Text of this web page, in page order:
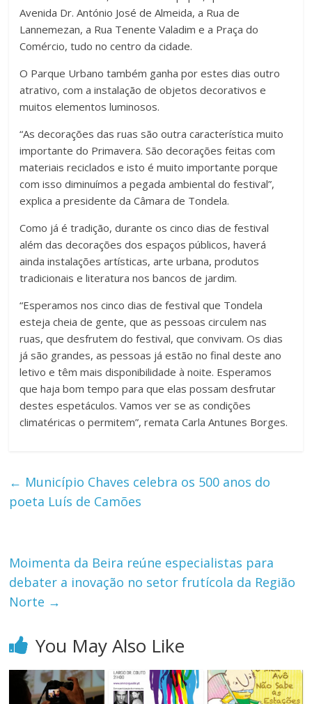
Avenida Dr. António José de Almeida, a Rua de
Lannemezan, a Rua Tenente Valadim e a Praça do
Comércio, tudo no centro da cidade.
O Parque Urbano também ganha por estes dias outro
atrativo, com a instalação de objetos decorativos e
muitos elementos luminosos.
“As decorações das ruas são outra característica muito
importante do Primavera. São decorações feitas com
materiais reciclados e isto é muito importante porque
com isso diminuímos a pegada ambiental do festival”,
explica a presidente da Câmara de Tondela.
Como já é tradição, durante os cinco dias de festival
além das decorações dos espaços públicos, haverá
ainda instalações artísticas, arte urbana, produtos
tradicionais e literatura nos bancos de jardim.
“Esperamos nos cinco dias de festival que Tondela
esteja cheia de gente, que as pessoas circulem nas
ruas, que desfrutem do festival, que convivam. Os dias
já são grandes, as pessoas já estão no final deste ano
letivo e têm mais disponibilidade à noite. Esperamos
que haja bom tempo para que elas possam desfrutar
destes espetáculos. Vamos ver se as condições
climatéricas o permitem”, remata Carla Antunes Borges.
← Município Chaves celebra os 500 anos do
poeta Luís de Camões
Moimenta da Beira reúne especialistas para
debater a inovação no setor frutícola da Região
Norte →
You May Also Like